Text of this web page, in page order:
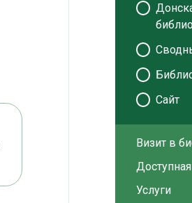
Сайт
Визит в
Услуги